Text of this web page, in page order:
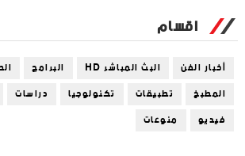
اقسام
أخبار الفن البث المباشر HD البرامج
المطبخ
تطبيقات تكنولوجيا دراسات
فيديو
منوعات